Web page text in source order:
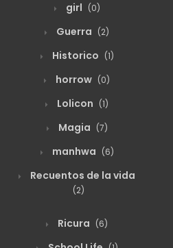
girl (0)
Guerra (2)
Historico (1)
horrow (0)
Lolicon (1)
Magia (7)
manhwa (6)
Recuentos de la vida
(2)
Ricura (6)